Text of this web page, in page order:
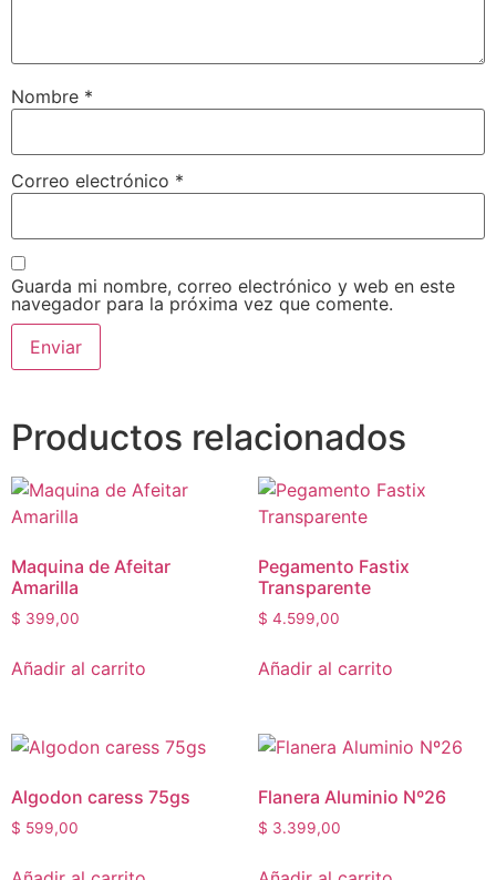
Nombre *
Correo electrónico *
Guarda mi nombre, correo electrónico y web en este
navegador para la próxima vez que comente.
Productos relacionados
Maquina de Afeitar
Amarilla
$ 399,00
Añadir al carrito
Pegamento Fastix
Transparente
$ 4.599,00
Añadir al carrito
Algodon caress 75gs
$ 599,00
Flanera Aluminio Nº26
$ 3.399,00